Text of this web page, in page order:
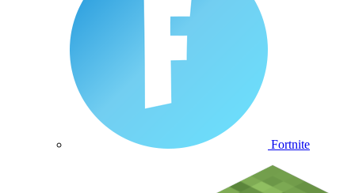
Fortnite